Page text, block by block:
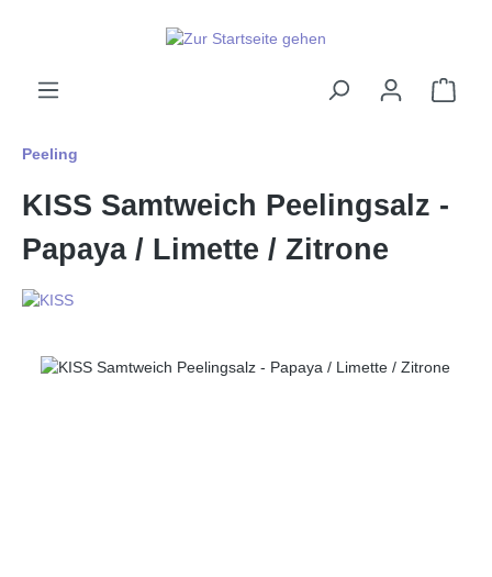
Peeling
KISS Samtweich Peelingsalz -
Papaya / Limette / Zitrone
Bildergalerie überspringen